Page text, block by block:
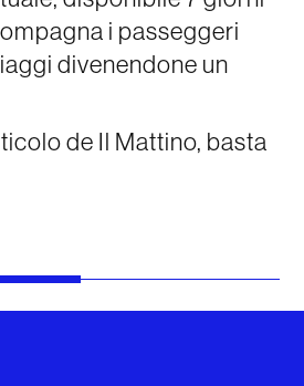
i passeggeri
divenendone un
de Il Mattino, basta